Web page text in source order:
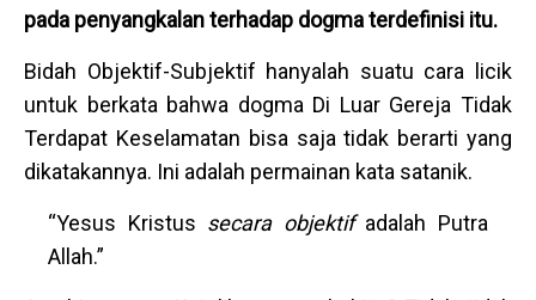
pada penyangkalan terhadap dogma terdefinisi itu.
Bidah Objektif-Subjektif hanyalah suatu cara licik
untuk berkata bahwa dogma Di Luar Gereja Tidak
Terdapat Keselamatan bisa saja tidak berarti yang
dikatakannya. Ini adalah permainan kata satanik.
“Yesus Kristus secara objektifadalah Putra
Allah.”